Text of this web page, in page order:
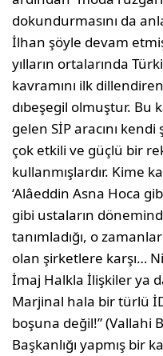
dokundur­masını da
İlhan şöyle devam
yılların ortalarında
kavramını ilk
dıbeşegil olmuştur. Bu
gelen SİP aracını
çok etki­li ve güçlü bir
kullanmışlardır. Kime
‘Alâeddin Asna Hoca
gibi ustaların
tanımladığı, o zamanlar
olan şirket­lere karşı…
İmaj Halkla İlişkiler ya
Marjinal hala bir türlü
boşuna de­ğil!” (Vallahi
Başkanlığı yapmış bir